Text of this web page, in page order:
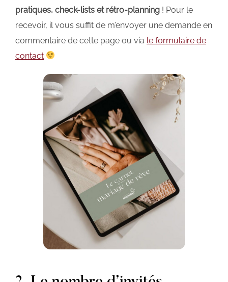
pratiques, check-lists et rétro-planning ! Pour le
recevoir, il vous suffit de m’envoyer une demande en
commentaire de cette page ou via le formulaire de
contact